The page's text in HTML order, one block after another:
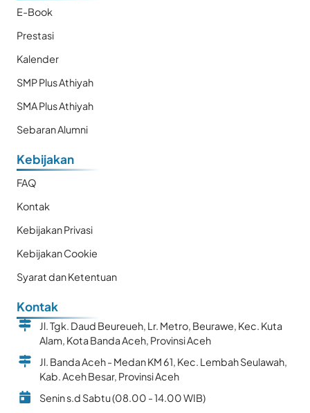
E-Book
Prestasi
Kalender
SMP Plus Athiyah
SMA Plus Athiyah
Sebaran Alumni
Kebijakan
FAQ
Kontak
Kebijakan Privasi
Kebijakan Cookie
Syarat dan Ketentuan
Kontak
Jl. Tgk. Daud Beureueh, Lr. Metro, Beurawe, Kec. Kuta
Alam, Kota Banda Aceh, Provinsi Aceh
Jl. Banda Aceh - Medan KM 61, Kec. Lembah Seulawah,
Kab. Aceh Besar, Provinsi Aceh
Senin s.d Sabtu (08.00 - 14.00 WIB)